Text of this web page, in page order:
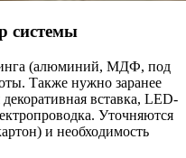
системы
(алюминий, МДФ, под
Также нужно заранее
вставка, LED-
Уточняются
и необходимость